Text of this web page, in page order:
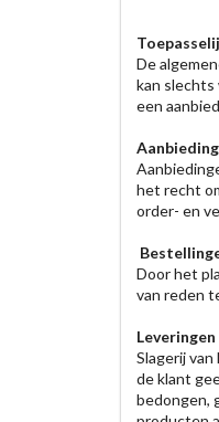
De
kan slechts
een
het recht
order- en
Door het
van reden
Leveringen
Slagerij
de klant
bedongen,